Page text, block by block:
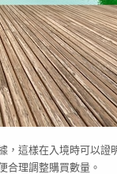
這樣在入境時可以證
合理調整購買數量。